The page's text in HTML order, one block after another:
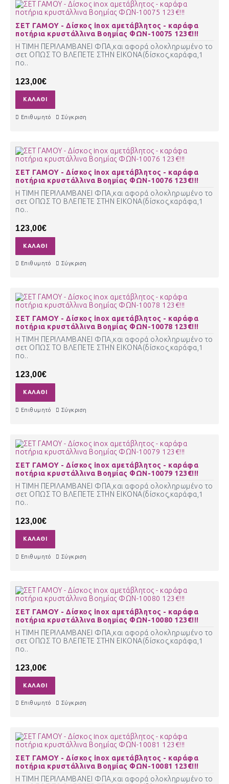
ΣΕΤ ΓΑΜΟΥ - Δίσκος inox αμετάβλητος - καράφα
ποτήρια κρυστάλλινα Βοημίας ΦΩΝ-10075 123€!!!
Η ΤΙΜΗ ΠΕΡΙΛΑΜΒΑΝΕΙ ΦΠΑ,και αφορά ολοκληρωμένο το
σετ ΟΠΩΣ ΤΟ ΒΛΕΠΕΤΕ ΣΤΗΝ ΕΙΚΟΝΑ(δίσκος,καράφα,1
πο..
123,00€
ΚΑΛΆΘΙ
Επιθυμητό Σύγκριση
ΣΕΤ ΓΑΜΟΥ - Δίσκος inox αμετάβλητος - καράφα
ποτήρια κρυστάλλινα Βοημίας ΦΩΝ-10076 123€!!!
Η ΤΙΜΗ ΠΕΡΙΛΑΜΒΑΝΕΙ ΦΠΑ,και αφορά ολοκληρωμένο το
σετ ΟΠΩΣ ΤΟ ΒΛΕΠΕΤΕ ΣΤΗΝ ΕΙΚΟΝΑ(δίσκος,καράφα,1
πο..
123,00€
ΚΑΛΆΘΙ
Επιθυμητό Σύγκριση
ΣΕΤ ΓΑΜΟΥ - Δίσκος inox αμετάβλητος - καράφα
ποτήρια κρυστάλλινα Βοημίας ΦΩΝ-10078 123€!!!
Η ΤΙΜΗ ΠΕΡΙΛΑΜΒΑΝΕΙ ΦΠΑ,και αφορά ολοκληρωμένο το
σετ ΟΠΩΣ ΤΟ ΒΛΕΠΕΤΕ ΣΤΗΝ ΕΙΚΟΝΑ(δίσκος,καράφα,1
πο..
123,00€
ΚΑΛΆΘΙ
Επιθυμητό Σύγκριση
ΣΕΤ ΓΑΜΟΥ - Δίσκος inox αμετάβλητος - καράφα
ποτήρια κρυστάλλινα Βοημίας ΦΩΝ-10079 123€!!!
Η ΤΙΜΗ ΠΕΡΙΛΑΜΒΑΝΕΙ ΦΠΑ,και αφορά ολοκληρωμένο το
σετ ΟΠΩΣ ΤΟ ΒΛΕΠΕΤΕ ΣΤΗΝ ΕΙΚΟΝΑ(δίσκος,καράφα,1
πο..
123,00€
ΚΑΛΆΘΙ
Επιθυμητό Σύγκριση
ΣΕΤ ΓΑΜΟΥ - Δίσκος inox αμετάβλητος - καράφα
ποτήρια κρυστάλλινα Βοημίας ΦΩΝ-10080 123€!!!
Η ΤΙΜΗ ΠΕΡΙΛΑΜΒΑΝΕΙ ΦΠΑ,και αφορά ολοκληρωμένο το
σετ ΟΠΩΣ ΤΟ ΒΛΕΠΕΤΕ ΣΤΗΝ ΕΙΚΟΝΑ(δίσκος,καράφα,1
πο..
123,00€
ΚΑΛΆΘΙ
Επιθυμητό Σύγκριση
ΣΕΤ ΓΑΜΟΥ - Δίσκος inox αμετάβλητος - καράφα
ποτήρια κρυστάλλινα Βοημίας ΦΩΝ-10081 123€!!!
Η ΤΙΜΗ ΠΕΡΙΛΑΜΒΑΝΕΙ ΦΠΑ,και αφορά ολοκληρωμένο το